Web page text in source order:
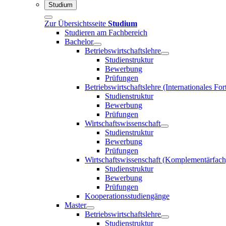
Studium
Zur Übersichtsseite Studium
Studieren am Fachbereich
Bachelor
Betriebswirtschaftslehre
Studienstruktur
Bewerbung
Prüfungen
Betriebswirtschaftslehre (Internationales
Studienstruktur
Bewerbung
Prüfungen
Wirtschaftswissenschaft
Studienstruktur
Bewerbung
Prüfungen
Wirtschaftswissenschaft
Studienstruktur
Bewerbung
Prüfungen
Kooperationsstudiengänge
Master
Betriebswirtschaftslehre
Studienstruktur